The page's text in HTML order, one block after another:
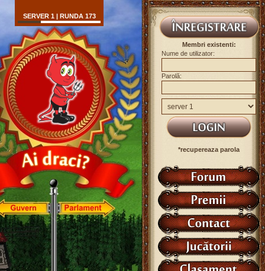
SERVER 1 | RUNDA 173
Membri existenti:
Nume de utilizator:
Parolă:
*recupereaza parola